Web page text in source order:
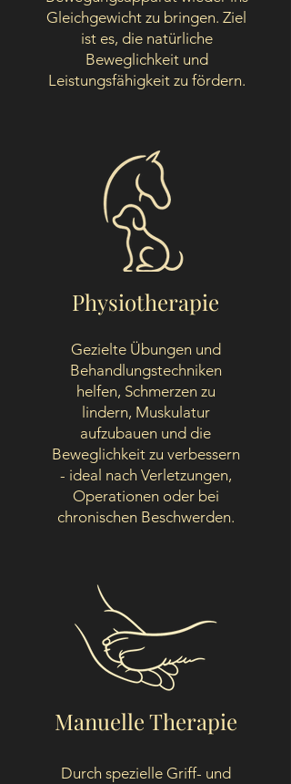
Gleichgewicht zu bringen. Ziel
ist es, die natürliche
Beweglichkeit und
Leistungsfähigkeit zu fördern.
Physiotherapie
Gezielte Übungen und
Behandlungstechniken
helfen, Schmerzen zu
lindern, Muskulatur
aufzubauen und die
Beweglichkeit zu verbessern
- ideal nach Verletzungen,
Operationen oder bei
chronischen Beschwerden.
Manuelle Therapie
Durch spezielle Griff- und